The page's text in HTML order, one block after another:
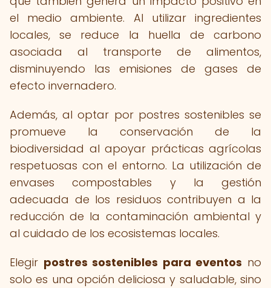
el medio ambiente. Al utilizar ingredientes
locales, se reduce la huella de carbono
asociada al transporte de alimentos,
disminuyendo las emisiones de gases de
efecto invernadero.
Además, al optar por postres sostenibles se
promueve la conservación de la
biodiversidad al apoyar prácticas agrícolas
respetuosas con el entorno. La utilización de
envases compostables y la gestión
adecuada de los residuos contribuyen a la
reducción de la contaminación ambiental y
al cuidado de los ecosistemas locales.
Elegir postres sostenibles para eventos no
solo es una opción deliciosa y saludable, sino